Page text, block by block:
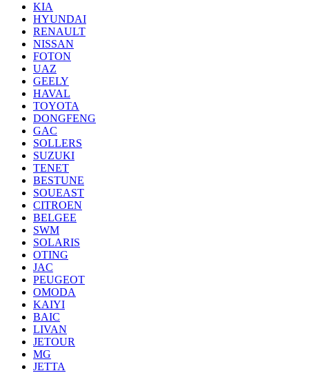
KIA
HYUNDAI
RENAULT
NISSAN
FOTON
UAZ
GEELY
HAVAL
TOYOTA
DONGFENG
GAC
SOLLERS
SUZUKI
TENET
BESTUNE
SOUEAST
CITROEN
BELGEE
SWM
SOLARIS
OTING
JAC
PEUGEOT
OMODA
KAIYI
BAIC
LIVAN
JETOUR
MG
JETTA